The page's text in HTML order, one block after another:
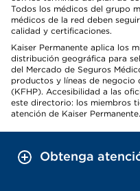
Todos los médicos del grupo
médicos de la red deben
calidad y certificaciones.
Kaiser Permanente aplica los
distribución geográfica para
del Mercado de Seguros
productos y líneas de negocio
(KFHP). Accesibilidad a las
este directorio: los miembros
atención de Kaiser Permanente.
Obtenga